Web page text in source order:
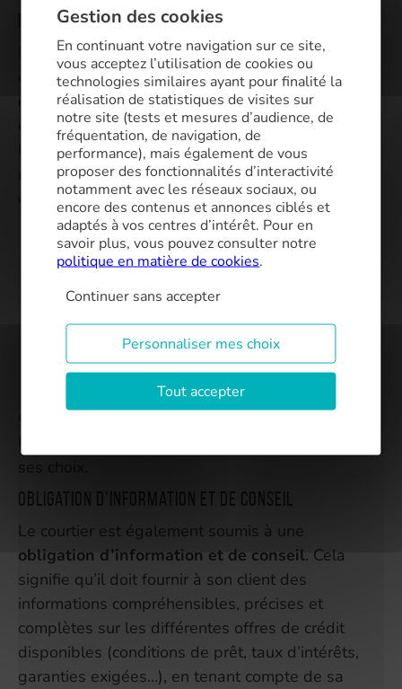
Devoir de mise en garde
devoir de mise en gardeest une obligation
essentielle dans la relation entre le courtier et son
client. Il suppose une posture proactive de la part
du professionnel, qui doit alerter l’emprunteur sur
les risques inhérents à l’opération envisagée et
notamment dès qu’un risque de surendettement
est identifié. Cela concerne ainsi :
L’acceptation d’un taux variablepouvant entraîner
une hausse imprévisible des mensualités ;
déséquilibrer le budget du foyer à moyen ou long
terme ;
Une durée de remboursement trop longue qui
peut augmenter significativementle coût total du
Obligation d’information et de conseil
Le courtier est également soumis à une
obligation d’information et de conseil. Cela
signifie qu’il doit fournir à son client des
informations compréhensibles, précises et
complètes sur les différentes offres de crédit
disponibles (conditions de prêt, taux d’intérêts,
garanties exigées…), en tenant compte de sa
Gestion des cookies
En continuant votre navigation sur ce site,
vous acceptez l’utilisation de cookies ou
technologies similaires ayant pour finalité la
réalisation de statistiques de visites sur
notre site (tests et mesures d’audience, de
fréquentation, de navigation, de
performance), mais également de vous
proposer des fonctionnalités d’interactivité
notamment avec les réseaux sociaux, ou
encore des contenus et annonces ciblés et
adaptés à vos centres d’intérêt. Pour en
savoir plus, vous pouvez consulter notre
politique en matière de cookies.
Continuer sans accepter
Personnaliser mes choix
Tout accepter